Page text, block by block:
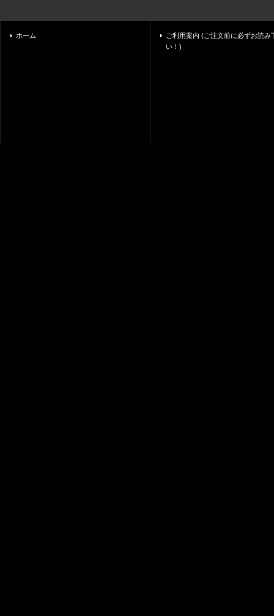
ホーム
ご利用案内 (ご注文前に必ずお読み
い！)